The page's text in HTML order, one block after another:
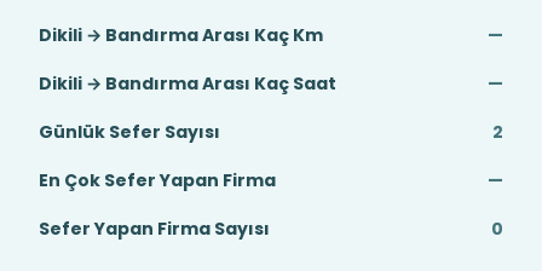
Dikili → Bandırma Arası Kaç Km
—
Dikili → Bandırma Arası Kaç Saat
—
Günlük Sefer Sayısı
2
En Çok Sefer Yapan Firma
—
Sefer Yapan Firma Sayısı
0